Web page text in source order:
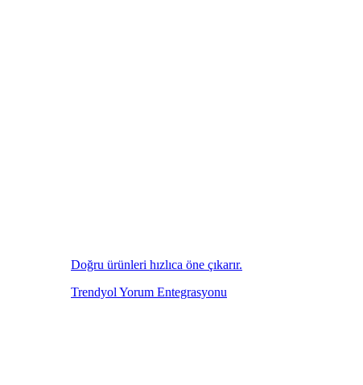
Doğru ürünleri hızlıca öne çıkarır.
Trendyol Yorum Entegrasyonu